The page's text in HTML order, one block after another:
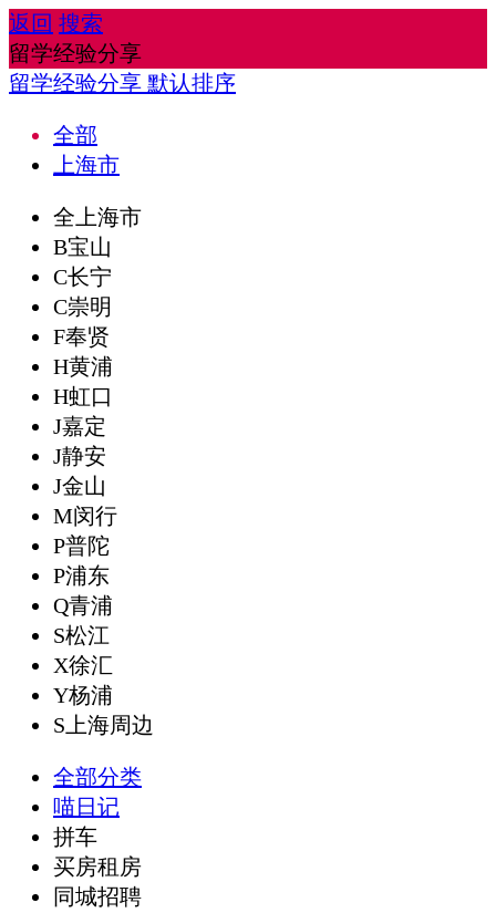
返回 搜索
留学经验分享
留学经验分享 默认排序
全部
上海市
全上海市
B宝山
C长宁
C崇明
F奉贤
H黄浦
H虹口
J嘉定
J静安
J金山
M闵行
P普陀
P浦东
Q青浦
S松江
X徐汇
Y杨浦
S上海周边
全部分类
喵日记
拼车
买房租房
同城招聘